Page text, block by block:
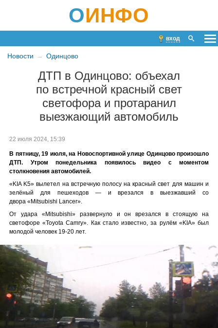
ОИНФО
вход
Новости Одинцово
ДТП в Одинцово: объехал
по встречной красный свет
светофора и протаранил
выезжающий автомобиль
22 июля 2024, 15:39
В пятницу, 19 июля, на Новоспортивной улице Одинцово произошло
ДТП. Утром понедельника появилось видео с моментом
столкновения автомобилей.
«KIA K5» вылетел на встречную полосу на красный свет для машин и
зелёный для пешеходов — и врезался в выезжавший со
двора «Mitsubishi Lancer».
От удара «Mitsubishi» развернуло и он врезался в стоящую на
светофоре «Toyota Camry». Как стало известно, за рулём «KIA» был
молодой человек 19-20 лет.